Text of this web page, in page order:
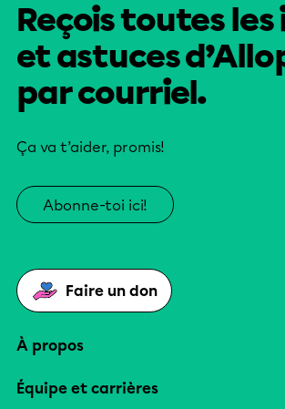
Reçois toutes les
et astuces
par courriel.
Ça va t’aider, promis!
Abonne-toi ici!
Faire un don
À propos
Équipe et carrières